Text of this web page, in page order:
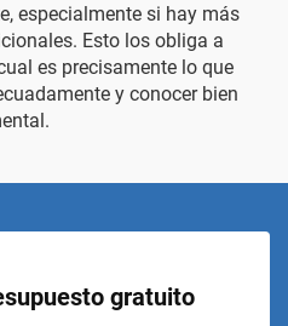
especialmente si hay más
Esto los obliga a
es precisamente lo que
y conocer bien
gratuito